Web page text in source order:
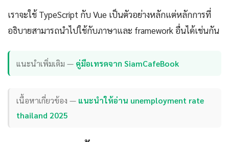
เราจะใช้ TypeScript กับ Vue เป็นตัวอย่างหลักแต่หลักการที่
อธิบายสามารถนำไปใช้กับภาษาและ framework อื่นได้เช่นกัน
แนะนำเพิ่มเติม — คู่มือเทรดจาก SiamCafeBook
เนื้อหาเกี่ยวข้อง — แนะนำให้อ่าน unemployment rate
thailand 2025